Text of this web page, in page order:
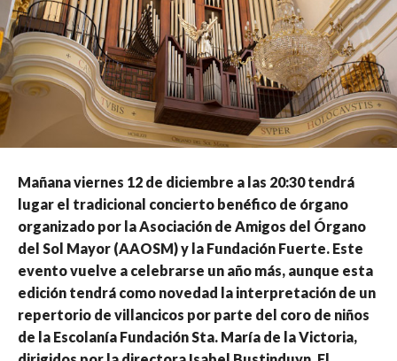
Mañana viernes 12 de diciembre a las 20:30 tendrá
lugar el tradicional concierto benéfico de órgano
organizado por la Asociación de Amigos del Órgano
del Sol Mayor (AAOSM) y la Fundación Fuerte. Este
evento vuelve a celebrarse un año más, aunque esta
edición tendrá como novedad la interpretación de un
repertorio de villancicos por parte del coro de niños
de la Escolanía Fundación Sta. María de la Victoria,